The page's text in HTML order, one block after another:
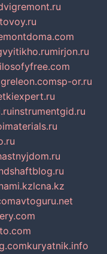
vyitikho.rumirjon.ru
greleon.comsp-or.ru
instrumentgid.ru
lcna.kz
avtoguru.net
kuryatnik.info